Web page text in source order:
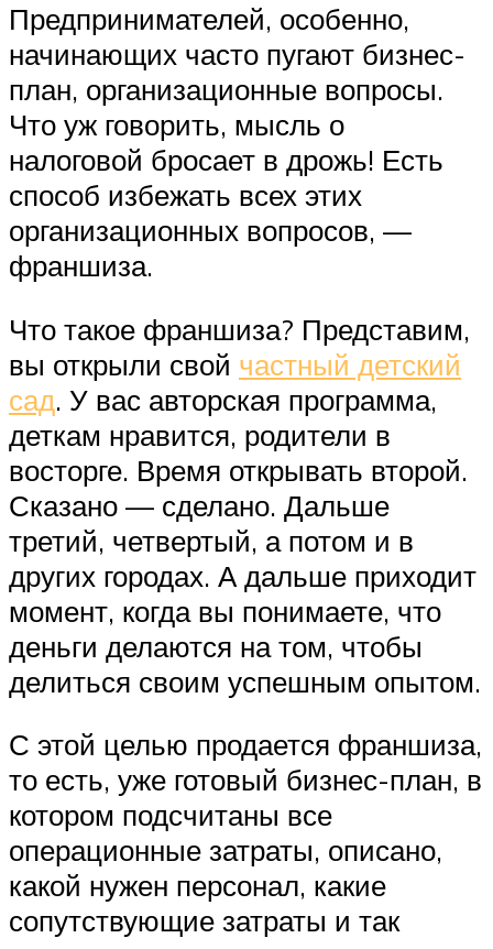
Предпринимателей, особенно,
начинающих часто пугают бизнес-
план, организационные вопросы.
Что уж говорить, мысль о
налоговой бросает в дрожь! Есть
способ избежать всех этих
организационных вопросов, —
франшиза.
Что такое франшиза? Представим,
вы открыли свой частный детский
сад. У вас авторская программа,
деткам нравится, родители в
восторге. Время открывать второй.
Сказано — сделано. Дальше
третий, четвертый, а потом и в
других городах. А дальше приходит
момент, когда вы понимаете, что
деньги делаются на том, чтобы
делиться своим успешным опытом.
С этой целью продается франшиза,
то есть, уже готовый бизнес-план, в
котором подсчитаны все
операционные затраты, описано,
какой нужен персонал, какие
сопутствующие затраты и так